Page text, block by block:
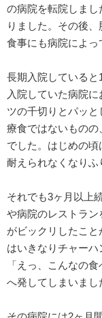
の病院を転院しま
りました。その後
食事にも病院によっ
長期入院している
入院していた病院
ツの千切りとパッ
療食ではないもの
でした。はじめの
耐えられなくなりふ
それでも3ヶ月以上
や病院のレストラ
がビックリしたこ
はいきなりチャー
「えっ、こんなの
へ発してしまいまし